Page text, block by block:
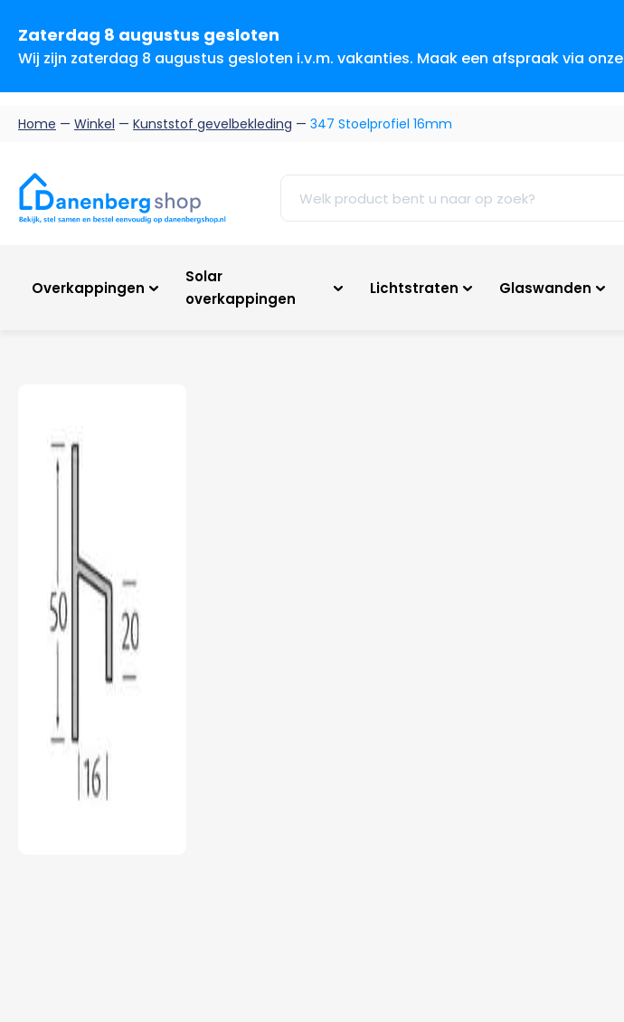
Zaterdag 8 augustus gesloten
Wij zijn zaterdag 8 augustus gesloten i.v.m. vakanties. Maak een afspraak via onze
Home — Winkel — Kunststof gevelbekleding — 347 Stoelprofiel 16mm
Overkappingen
Solar
overkappingen
Lichtstraten Glaswanden